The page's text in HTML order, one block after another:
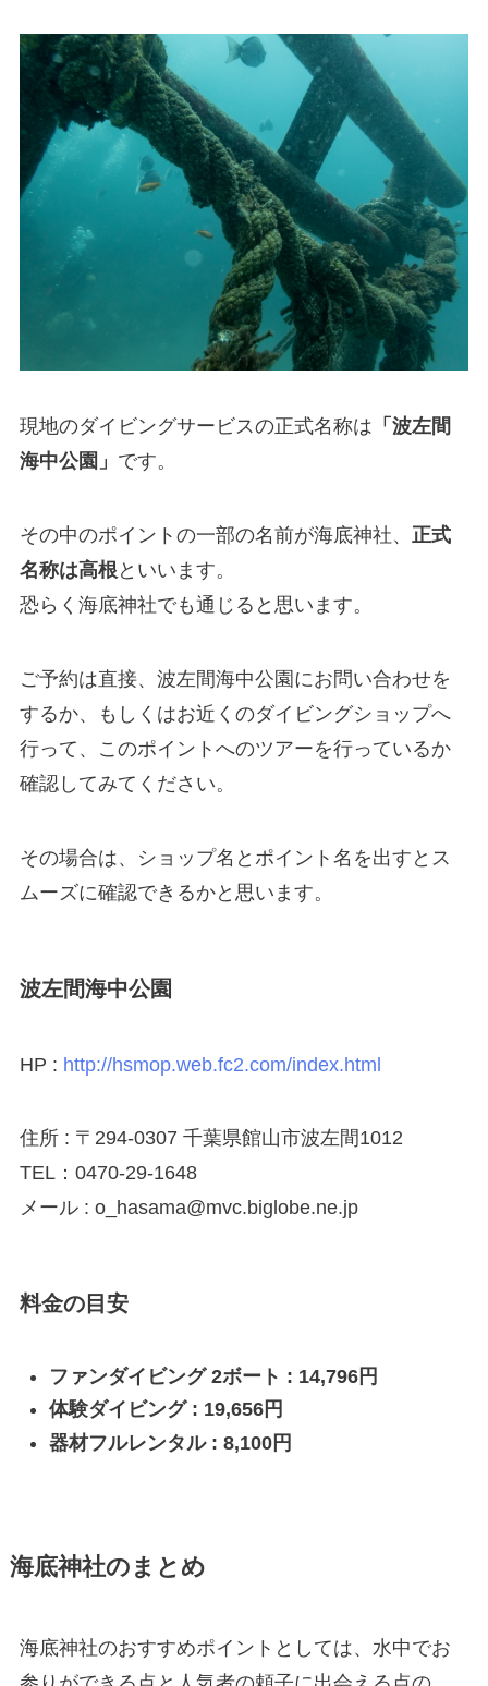
現地のダイビングサービスの正式名称は 「波左間
海中公園」 です。
その中のポイントの一部の名前が海底神社、 正式
名称は高根 といいます。
恐らく海底神社でも通じると思います。
ご予約は直接、波左間海中公園にお問い合わせを
するか、もしくはお近くのダイビングショップへ
行って、このポイントへのツアーを行っているか
確認してみてください。
その場合は、ショップ名とポイント名を出すとス
ムーズに確認できるかと思います。
波左間海中公園
HP : http://hsmop.web.fc2.com/index.html
住所 : 〒294-0307 千葉県館山市波左間1012
TEL：0470-29-1648
メール : o_hasama@mvc.biglobe.ne.jp
料金の目安
ファンダイビング 2ボート : 14,796円
体験ダイビング : 19,656円
器材フルレンタル : 8,100円
海底神社のまとめ
海底神社のおすすめポイントとしては、水中でお